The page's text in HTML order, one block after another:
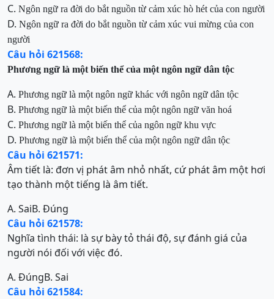
C. Ngôn ngữ ra đời do bắt nguồn từ cảm xúc hò hét của con người
D. Ngôn ngữ ra đời do bắt nguồn từ cảm xúc vui mừng của con
người
Câu hỏi 621568:
Phương ngữ là một biến thể của một ngôn ngữ dân tộc
A. Phương ngữ là một ngôn ngữ khác với ngôn ngữ dân tộc
B. Phương ngữ là một biến thể của một ngôn ngữ văn hoá
C. Phương ngữ là một biến thể của ngôn ngữ khu vực
D. Phương ngữ là một biến thể của một ngôn ngữ dân tộc
Câu hỏi 621571:
Âm tiết là: đơn vị phát âm nhỏ nhất, cứ phát âm một hơi
tạo thành một tiếng là âm tiết.
A. SaiB. Đúng
Câu hỏi 621578:
Nghĩa tình thái: là sự bày tỏ thái độ, sự đánh giá của
người nói đối với việc đó.
A. ĐúngB. Sai
Câu hỏi 621584: